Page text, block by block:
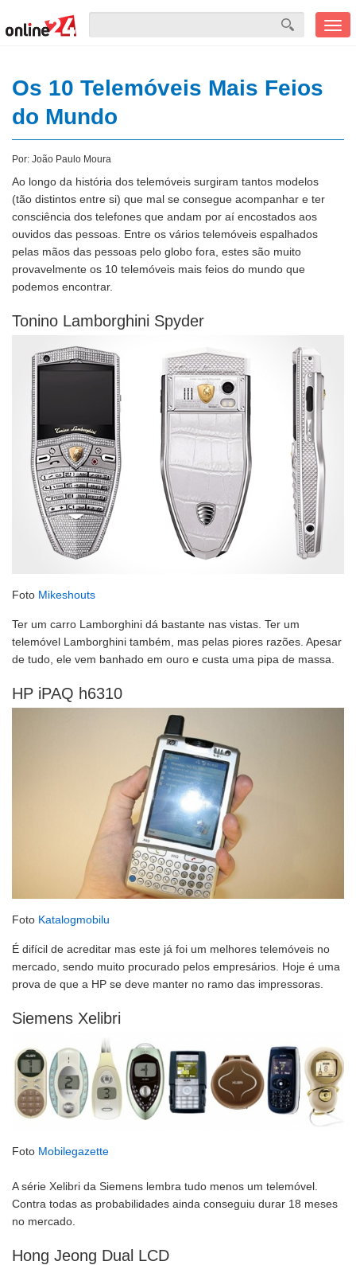
Os 10 Telemóveis Mais Feios
do Mundo
Por: João Paulo Moura
Ao longo da história dos telemóveis surgiram tantos modelos
(tão distintos entre si) que mal se consegue acompanhar e ter
consciência dos telefones que andam por aí encostados aos
ouvidos das pessoas. Entre os vários telemóveis espalhados
pelas mãos das pessoas pelo globo fora, estes são muito
provavelmente os 10 telemóveis mais feios do mundo que
podemos encontrar.
Tonino Lamborghini Spyder
Foto Mikeshouts
Ter um carro Lamborghini dá bastante nas vistas. Ter um
telemóvel Lamborghini também, mas pelas piores razões. Apesar
de tudo, ele vem banhado em ouro e custa uma pipa de massa.
HP iPAQ h6310
Foto Katalogmobilu
É difícil de acreditar mas este já foi um melhores telemóveis no
mercado, sendo muito procurado pelos empresários. Hoje é uma
prova de que a HP se deve manter no ramo das impressoras.
Siemens Xelibri
Foto Mobilegazette
A série Xelibri da Siemens lembra tudo menos um telemóvel.
Contra todas as probabilidades ainda conseguiu durar 18 meses
no mercado.
Hong Jeong Dual LCD